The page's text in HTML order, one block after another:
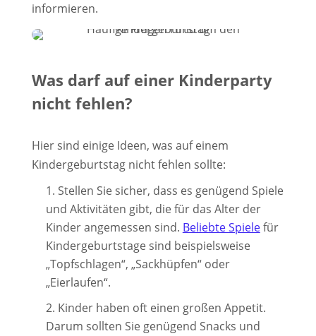
informieren.
Was darf auf einer Kinderparty
nicht fehlen?
Hier sind einige Ideen, was auf einem
Kindergeburtstag nicht fehlen sollte:
Stellen Sie sicher, dass es genügend Spiele
und Aktivitäten gibt, die für das Alter der
Kinder angemessen sind. Beliebte Spielefür
Kindergeburtstage sind beispielsweise
„Topfschlagen“, „Sackhüpfen“ oder
„Eierlaufen“.
Kinder haben oft einen großen Appetit.
Darum sollten Sie genügend Snacks und